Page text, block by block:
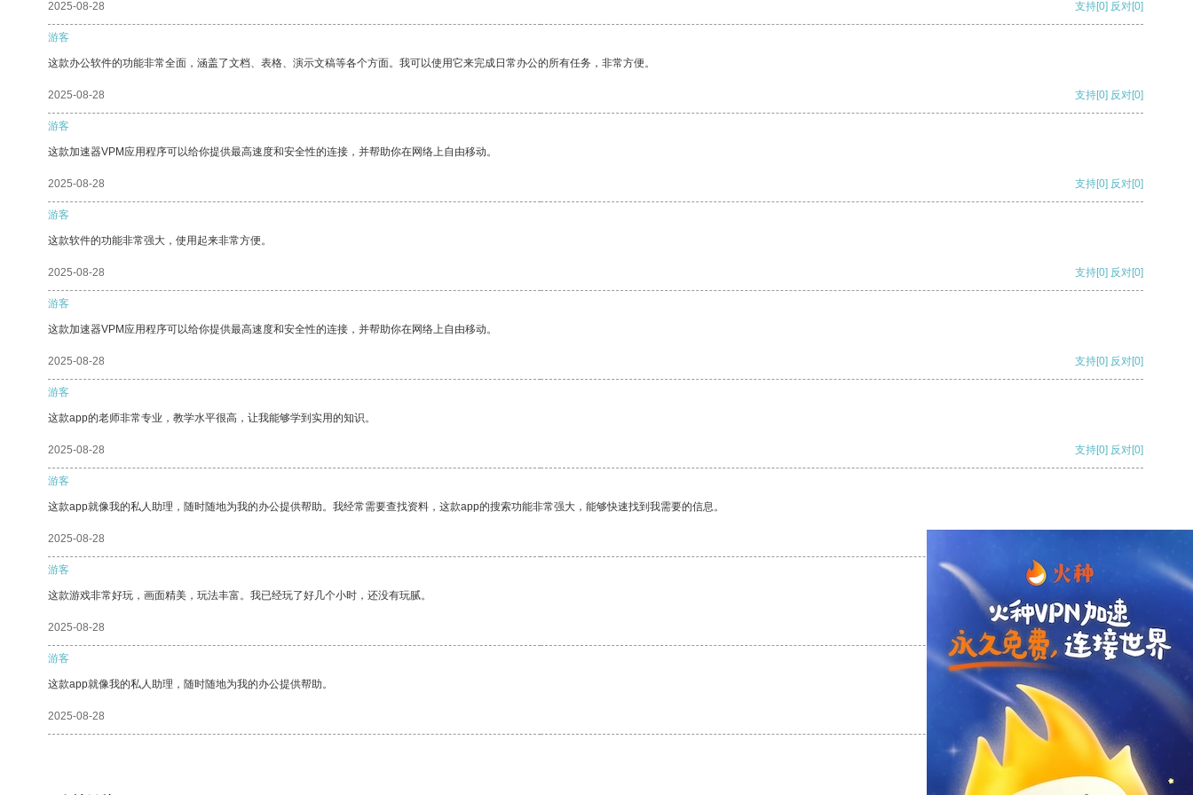
2025-08-28 支持[0] 反对[0]
游客
这款办公软件的功能非常全面，涵盖了文档、表格、演示文稿等各个方面。我可以使用它来完成日常办公的所有任务，非常方便。
2025-08-28 支持[0] 反对[0]
游客
这款加速器VPM应用程序可以给你提供最高速度和安全性的连接，并帮助你在网络上自由移动。
2025-08-28 支持[0] 反对[0]
游客
这款软件的功能非常强大，使用起来非常方便。
2025-08-28 支持[0] 反对[0]
游客
这款加速器VPM应用程序可以给你提供最高速度和安全性的连接，并帮助你在网络上自由移动。
2025-08-28 支持[0] 反对[0]
游客
这款app的老师非常专业，教学水平很高，让我能够学到实用的知识。
2025-08-28 支持[0] 反对[0]
游客
这款app就像我的私人助理，随时随地为我的办公提供帮助。我经常需要查找资料，这款app的搜索功能非常强大，能够快速找到我需要的信息。
2025-08-28
游客
这款游戏非常好玩，画面精美，玩法丰富。我已经玩了好几个小时，还没有玩腻。
2025-08-28 支持 [0] 反对 [0]
游客
这款app就像我的私人助理，随时随地为我的办公提供帮助。
2025-08-28 支持